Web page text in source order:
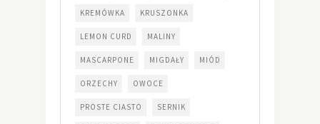
KREMÓWKA KRUSZONKA
LEMON CURD MALINY
MASCARPONE MIGDAŁY MIÓD
ORZECHY OWOCE
PROSTE CIASTO SERNIK